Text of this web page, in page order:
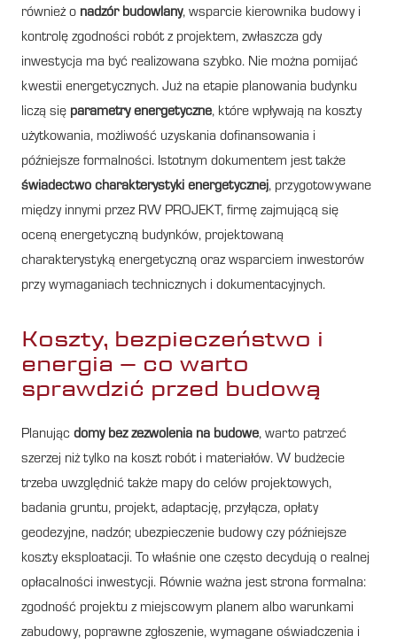
również o nadzór budowlany, wsparcie kierownika budowy i
kontrolę zgodności robót z projektem, zwłaszcza gdy
inwestycja ma być realizowana szybko. Nie można pomijać
kwestii energetycznych. Już na etapie planowania budynku
liczą się parametry energetyczne, które wpływają na koszty
użytkowania, możliwość uzyskania dofinansowania i
późniejsze formalności. Istotnym dokumentem jest także
świadectwo charakterystyki energetycznej, przygotowywane
między innymi przez RW PROJEKT, firmę zajmującą się
oceną energetyczną budynków, projektowaną
charakterystyką energetyczną oraz wsparciem inwestorów
przy wymaganiach technicznych i dokumentacyjnych.
Koszty, bezpieczeństwo i
energia – co warto
sprawdzić przed budową
Planując domy bez zezwolenia na budowe, warto patrzeć
szerzej niż tylko na koszt robót i materiałów. W budżecie
trzeba uwzględnić także mapy do celów projektowych,
badania gruntu, projekt, adaptację, przyłącza, opłaty
geodezyjne, nadzór, ubezpieczenie budowy czy późniejsze
koszty eksploatacji. To właśnie one często decydują o realnej
opłacalności inwestycji. Równie ważna jest strona formalna:
zgodność projektu z miejscowym planem albo warunkami
zabudowy, poprawne zgłoszenie, wymagane oświadczenia i